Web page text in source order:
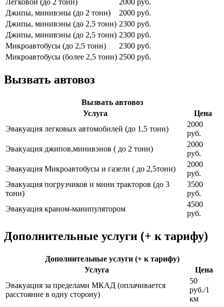
Легковой (до 2 тонн)
2000 руб.
Джипы, минивэны (до 2 тонн)
2000 руб.
Джипы, минивэны (до 2,5 тонн) 2300 руб.
Джипы, минивэны (до 2,5 тонн) 2300 руб.
Микроавтобусы (до 2,5 тонн)
2300 руб.
Микроавтобусы (более 2,5 тонн) 2500 руб.
Вызвать автовоз
Вызвать автовоз
Услуга
Цена
Эвакуация легковых автомобилей (до 1,5 тонн)
2000
руб.
Эвакуация джипов,минивэнов ( до 2 тонн)
2000
руб.
Эвакуация Микроавтобусы и газели ( до 2,5тонн)
2000
руб.
Эвакуация погрузчиков и мини тракторов (до 3
тонн)
3500
руб.
Эвакуация краном-манипулятором
4500
руб.
Дополнительные услуги (+ к тарифу)
Дополнительные услуги (+ к тарифу)
Услуга
Цена
Эвакуация за пределами МКАД (оплачивается
расстояние в одну сторону)
50
руб./1
км